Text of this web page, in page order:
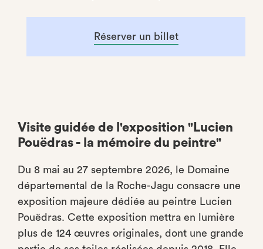
Réserver un billet
Visite guidée de l'exposition "Lucien
Pouëdras - la mémoire du peintre"
Du 8 mai au 27 septembre 2026, le Domaine
départemental de la Roche-Jagu consacre une
exposition majeure dédiée au peintre Lucien
Pouëdras. Cette exposition mettra en lumière
plus de 124 œuvres originales, dont une grande